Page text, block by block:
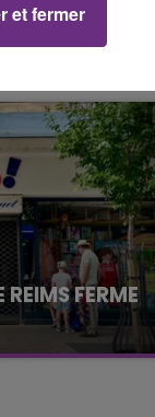
FERME
centre-ville
et fermer